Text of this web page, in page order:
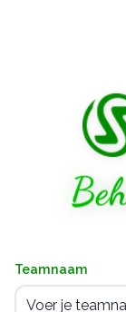
Teamnaam